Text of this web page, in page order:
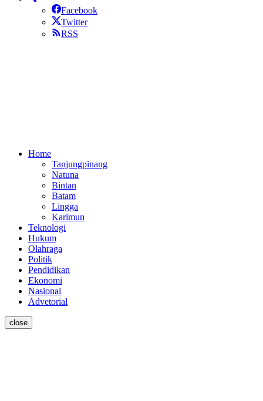
Facebook
Twitter
RSS
Home
Tanjungpinang
Natuna
Bintan
Batam
Lingga
Karimun
Teknologi
Hukum
Olahraga
Politik
Pendidikan
Ekonomi
Nasional
Advetorial
close